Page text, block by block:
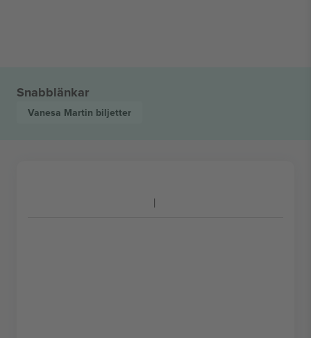
Snabblänkar
Vanesa Martin biljetter